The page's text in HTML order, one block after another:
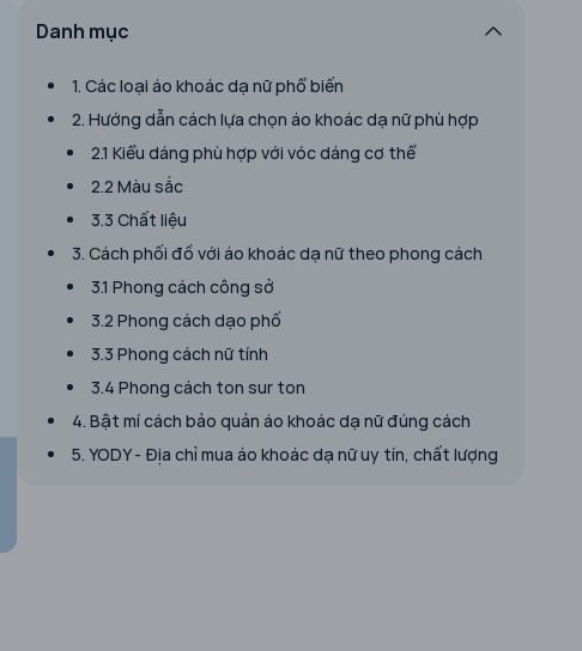
Danh mục
1. Các loại áo khoác dạ nữ phổ biến
​2. Hướng dẫn cách lựa chọn áo khoác dạ nữ phù hợp
2.1 Kiểu dáng phù hợp với vóc dáng cơ thể
2.2 Màu sắc
3.3 Chất liệu
3. Cách phối đồ với áo khoác dạ nữ theo phong cách
3.1 Phong cách công sở
3.2 Phong cách dạo phố
3.3 Phong cách nữ tính
3.4 Phong cách ton sur ton
4. Bật mí cách bảo quản áo khoác dạ nữ đúng cách
5. YODY - Địa chỉ mua áo khoác dạ nữ uy tín, chất lượng